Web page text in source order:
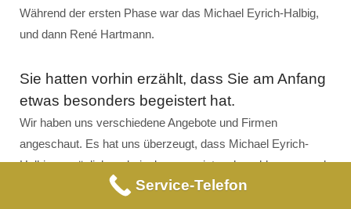
Während der ersten Phase war das Michael Eyrich-Halbig,
und dann René Hartmann.
Sie hatten vorhin erzählt, dass Sie am Anfang
etwas besonders begeistert hat.
Wir haben uns verschiedene Angebote und Firmen
angeschaut. Es hat uns überzeugt, dass Michael Eyrich-
Halbig persönlich vorbeigekommen ist, sehr nahbar war und
sich wirklich dafür interessiert hat, was wir möchten. Er hat
Service-Telefon